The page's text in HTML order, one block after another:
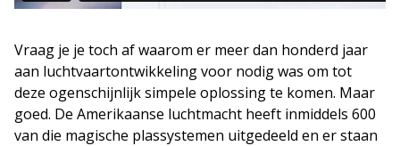
Vraag je je toch af waarom er meer dan honderd jaar
aan luchtvaartontwikkeling voor nodig was om tot
deze ogenschijnlijk simpele oplossing te komen. Maar
goed. De Amerikaanse luchtmacht heeft inmiddels 600
van die magische plassystemen uitgedeeld en er staan